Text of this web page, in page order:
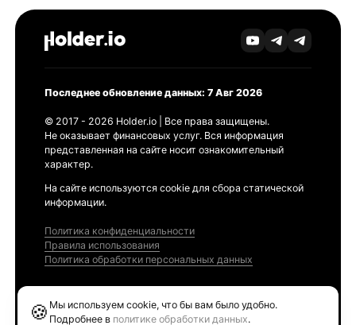
Последнее обновление данных: 7 Авг 2026
© 2017 - 2026 Holder.io | Все права защищены.
Не оказывает финансовых услуг. Вся информация
представленная на сайте носит ознакомительный
характер.
На сайте используются cookie для сбора статической
информации.
Политика конфиденциальности
Правила использования
Политика обработки персональных данных
🍪 Мы используем cookie, что бы вам было удобно.
Подробнее в политике обработки данных.
Ethereum GAS Tracker